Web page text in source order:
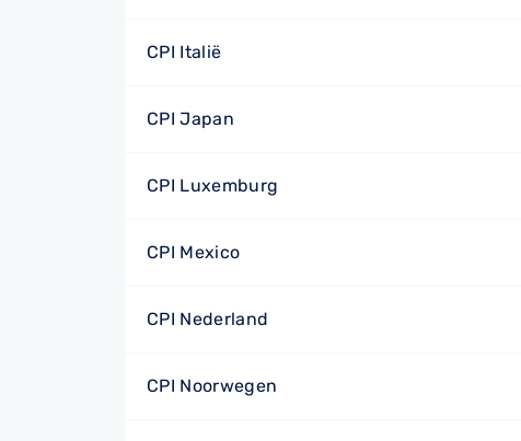
CPI Italië
CPI Japan
CPI Luxemburg
CPI Mexico
CPI Nederland
CPI Noorwegen